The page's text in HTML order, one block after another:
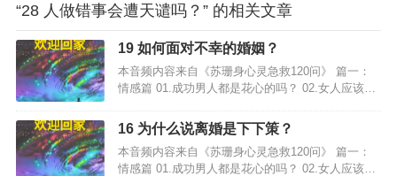
“28 人做错事会遭天谴吗？” 的相关文章
19 如何面对不幸的婚姻？
本音频内容来自《苏珊身心灵急救120问》 篇一：
情感篇 01.成功男人都是花心的吗？ 02.女人应该为
16 为什么说离婚是下下策？
本音频内容来自《苏珊身心灵急救120问》 篇一：
情感篇 01.成功男人都是花心的吗？ 02.女人应该为